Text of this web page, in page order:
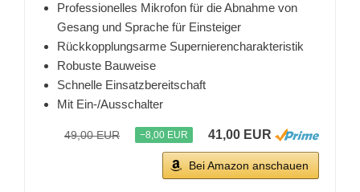
Professionelles Mikrofon für die Abnahme von
Gesang und Sprache für Einsteiger
Rückkopplungsarme Supernierencharakteristik
Robuste Bauweise
Schnelle Einsatzbereitschaft
Mit Ein-/Ausschalter
49,00 EUR −8,00 EUR 41,00 EUR
Bei Amazon anschauen